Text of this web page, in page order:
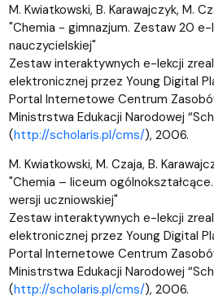
M. Kwiatkowski, B. Karawajczyk, M.
"Chemia - gimnazjum. Zestaw 20 e-
nauczycielskiej"
Zestaw interaktywnych e-lekcji
elektronicznej przez Young Digital
Portal Internetowe Centrum
Ministrstwa Edukacji Narodowej
(http://scholaris.pl/cms/), 2006.
M. Kwiatkowski, M. Czaja, B.
"Chemia – liceum
wersji uczniowskiej"
Zestaw interaktywnych e-lekcji
elektronicznej przez Young Digital
Portal Internetowe Centrum
Ministrstwa Edukacji Narodowej
(http://scholaris.pl/cms/), 2006.